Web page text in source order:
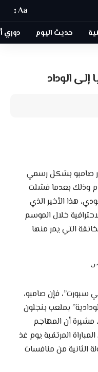
Aa
حديث اليوم دوري
الوداد
صامبو بشكل رسمي
وذلك بعدما فشلت
هذا الأخير الذي
خلال الموسم
التي يمر منها
فإن صامبو،
بملعب بنجلون
أن المهاجم
المرتقبة يوم غذ
الثانية من منافسات